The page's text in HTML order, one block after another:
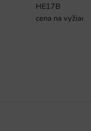
HE17B
cena na